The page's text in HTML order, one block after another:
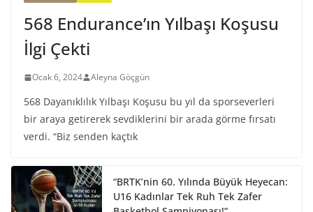
568 Endurance’ın Yılbaşı Koşusu
İlgi Çekti
Ocak 6, 2024 Aleyna Göçgün
568 Dayanıklılık Yılbaşı Koşusu bu yıl da sporseverleri
bir araya getirerek sevdiklerini bir arada görme fırsatı
verdi. “Biz senden kaçtık
“BRTK’nin 60. Yılında Büyük Heyecan:
U16 Kadınlar Tek Ruh Tek Zafer